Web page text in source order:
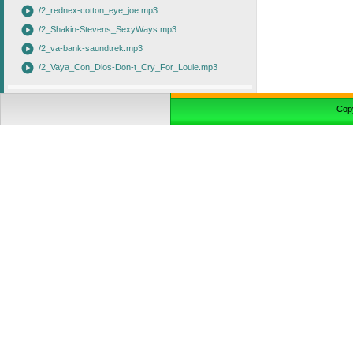
play_circle /2_rednex-cotton_eye_joe.mp3
play_circle /2_Shakin-Stevens_SexyWays.mp3
play_circle /2_va-bank-saundtrek.mp3
play_circle /2_Vaya_Con_Dios-Don-t_Cry_For_Louie.mp3